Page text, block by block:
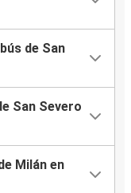
de San
San Severo
Milán en